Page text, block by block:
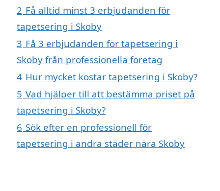
2 Få alltid minst 3 erbjudanden för
tapetsering i Skoby
3 Få 3 erbjudanden för tapetsering i
Skoby från professionella företag
4 Hur mycket kostar tapetsering i Skoby?
5 Vad hjälper till att bestämma priset på
tapetsering i Skoby?
6 Sök efter en professionell för
tapetsering i andra städer nära Skoby